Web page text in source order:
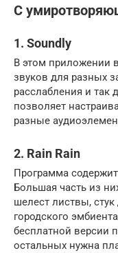
С
1. Soundly
В этом приложении
звуков для разных
расслабления и так
позволяет
разные
2. Rain Rain
Программа
Большая часть из
шелест листвы,
городского
бесплатной версии
остальных нужна